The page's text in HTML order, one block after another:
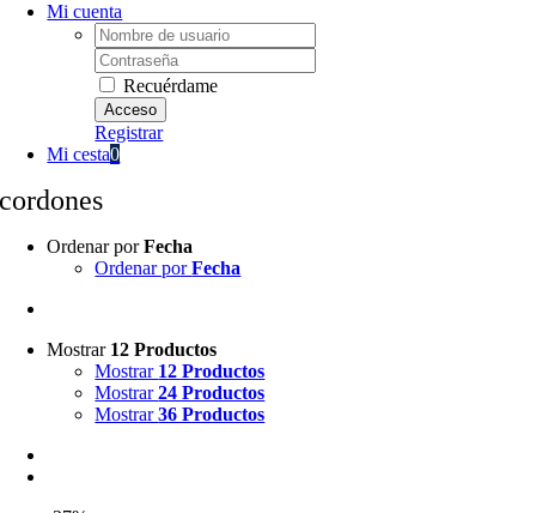
Mi cuenta
Username:
Password:
Recuérdame
Registrar
Mi cesta0
cordones
Ordenar porFecha
Ordenar porFecha
Mostrar 12 Productos
Mostrar 12 Productos
Mostrar24 Productos
Mostrar36 Productos